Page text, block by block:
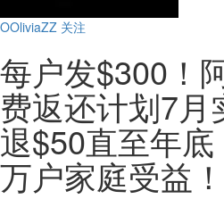
OOliviaZZ 关注
每户发$300！
费返还计划7月
退$50直至年
万户家庭受益！